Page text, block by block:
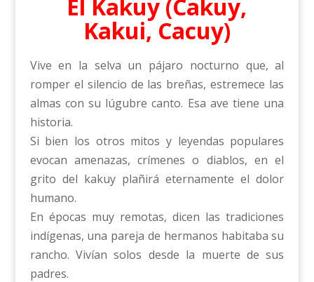
El Kakuy (Cakuy,
Kakui, Cacuy)
Vive en la selva un pájaro nocturno que, al
romper el silencio de las breñas, estremece las
almas con su lúgubre canto. Esa ave tiene una
historia.
Si bien los otros mitos y leyendas populares
evocan amenazas, crímenes o diablos, en el
grito del kakuy plañirá eternamente el dolor
humano.
En épocas muy remotas, dicen las tradiciones
indígenas, una pareja de hermanos habitaba su
rancho. Vivían solos desde la muerte de sus
padres.